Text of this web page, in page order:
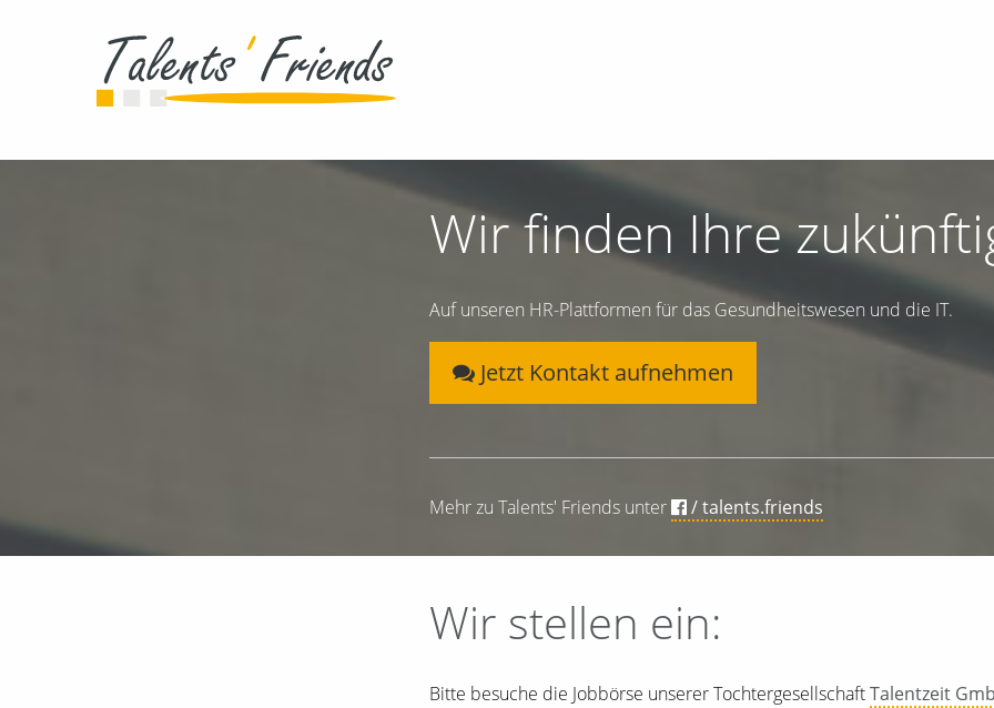
Wir finden Ihre
Auf unseren HR-Plattformen für das Gesundheitswesen und die IT.
Jetzt Kontakt aufnehmen
Mehr zu Talents' Friends unter / talents.friends
Wir stellen ein:
Bitte besuche die Jobbörse unserer TochtergesellschaftTalentzeit